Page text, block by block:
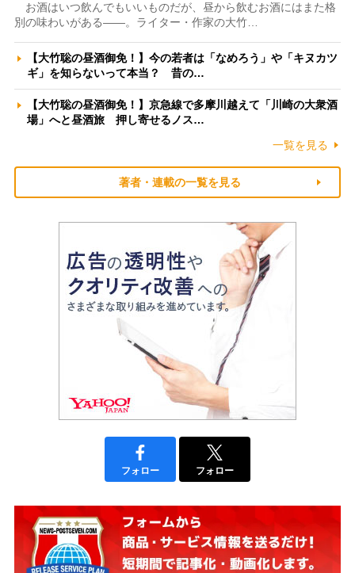
お酒はいつ飲んでもいいものだが、昼から飲むお酒にはまた格
別の味わいがある――。ライター・作家の大竹…
【大竹聡の昼酒御免！】今の若者は「なめろう」や「キヌカツ
ギ」を知らないって本当？ 昔の…
【大竹聡の昼酒御免！】京急線で多摩川越えて「川崎の大衆酒
場」へと昼酒旅 押し寄せるノス…
一覧を見る
著者・連載の一覧を見る
フォロー フォロー